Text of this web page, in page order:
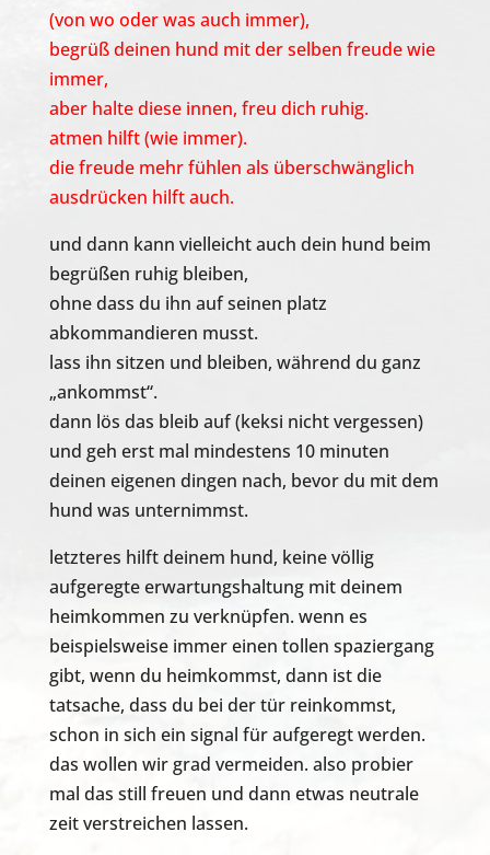
(von wo oder was auch immer),
begrüß deinen hund mit der selben freude wie
immer,
aber halte diese innen, freu dich ruhig.
atmen hilft (wie immer).
die freude mehr fühlen als überschwänglich
ausdrücken hilft auch.
und dann kann vielleicht auch dein hund beim
begrüßen ruhig bleiben,
ohne dass du ihn auf seinen platz
abkommandieren musst.
lass ihn sitzen und bleiben, während du ganz
„ankommst“.
dann lös das bleib auf (keksi nicht vergessen)
und geh erst mal mindestens 10 minuten
deinen eigenen dingen nach, bevor du mit dem
hund was unternimmst.
letzteres hilft deinem hund, keine völlig
aufgeregte erwartungshaltung mit deinem
heimkommen zu verknüpfen. wenn es
beispielsweise immer einen tollen spaziergang
gibt, wenn du heimkommst, dann ist die
tatsache, dass du bei der tür reinkommst,
schon in sich ein signal für aufgeregt werden.
das wollen wir grad vermeiden. also probier
mal das still freuen und dann etwas neutrale
zeit verstreichen lassen.